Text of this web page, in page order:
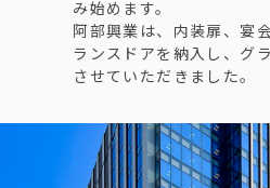
み始めます。
阿部興業は、内装扉、宴
ランスドアを納入し、グ
させていただきました。